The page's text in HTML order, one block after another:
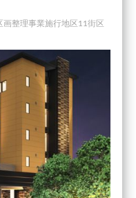
整理事業施行地区11街区